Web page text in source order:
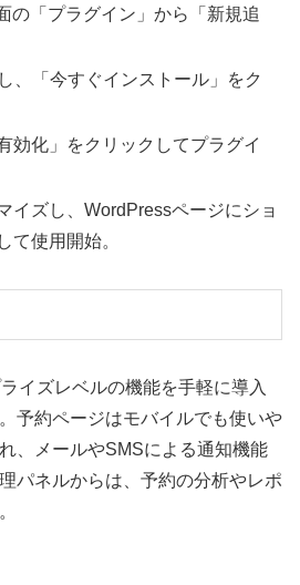
の「プラグイン」から「新規追
、「今すぐインストール」をク
効化」をクリックしてプラグイ
イズし、WordPressページにショ
て使用開始。
イズレベルの機能を手軽に導入
予約ページはモバイルでも使いや
、メールやSMSによる通知機能
パネルからは、予約の分析やレポ